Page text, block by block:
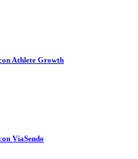
Athlete Growth
VíaSendo